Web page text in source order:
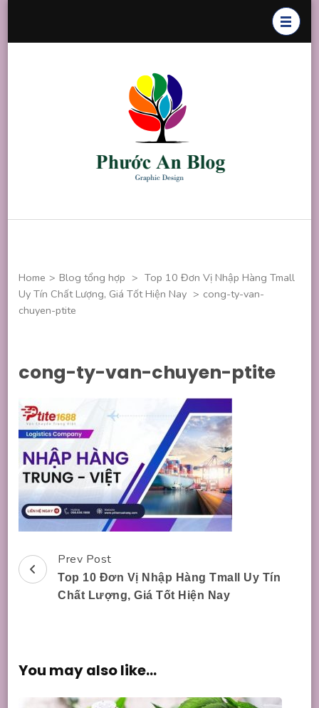
Home > Blog tổng hợp > Top 10 Đơn Vị Nhập Hàng Tmall
Uy Tín Chất Lượng, Giá Tốt Hiện Nay > cong-ty-van-
chuyen-ptite
cong-ty-van-chuyen-ptite
Post
Navigation
Prev Post
Top 10 Đơn Vị Nhập Hàng Tmall Uy Tín
Chất Lượng, Giá Tốt Hiện Nay
You may also like...